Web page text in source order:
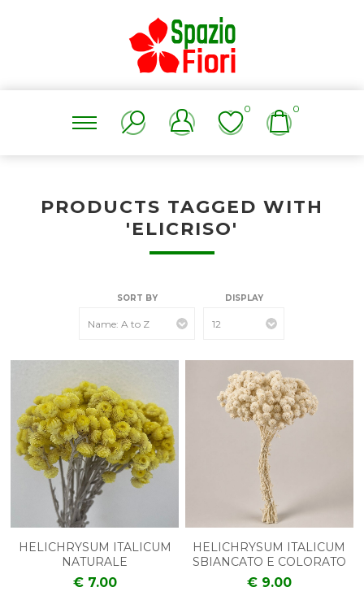
0 0
PRODUCTS TAGGED WITH
'ELICRISO'
SORT BY DISPLAY
HELICHRYSUM ITALICUM
NATURALE
€ 7.00
HELICHRYSUM ITALICUM
SBIANCATO E COLORATO
€ 9.00